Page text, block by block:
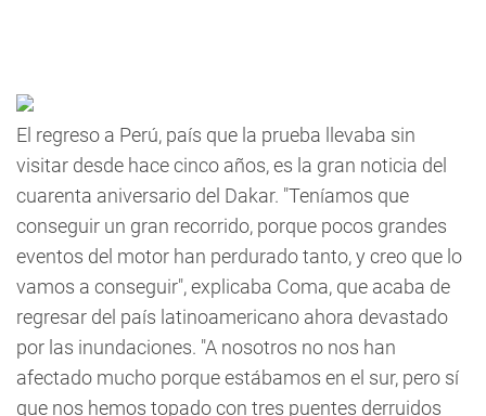
El regreso a Perú, país que la prueba llevaba sin
visitar desde hace cinco años, es la gran noticia del
cuarenta aniversario del Dakar. "Teníamos que
conseguir un gran recorrido, porque pocos grandes
eventos del motor han perdurado tanto, y creo que lo
vamos a conseguir", explicaba Coma, que acaba de
regresar del país latinoamericano ahora devastado
por las inundaciones. "A nosotros no nos han
afectado mucho porque estábamos en el sur, pero sí
que nos hemos topado con tres puentes derruidos